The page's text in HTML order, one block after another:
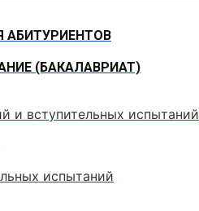
(БАКАЛАВРИАТ)
и вступительных испытаний
испытаний